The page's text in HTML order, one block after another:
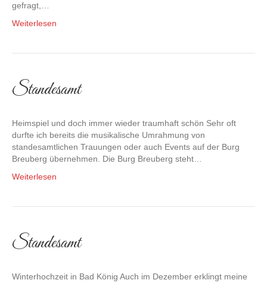
gefragt,…
Weiterlesen
Standesamt
Heimspiel und doch immer wieder traumhaft schön Sehr oft
durfte ich bereits die musikalische Umrahmung von
standesamtlichen Trauungen oder auch Events auf der Burg
Breuberg übernehmen. Die Burg Breuberg steht…
Weiterlesen
Standesamt
Winterhochzeit in Bad König Auch im Dezember erklingt meine